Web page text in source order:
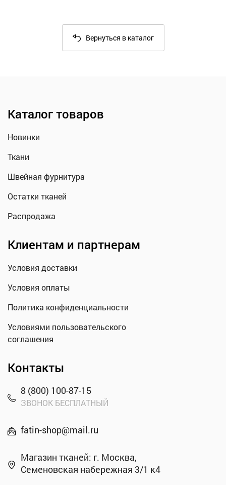
Вернуться в каталог
Каталог товаров
Новинки
Ткани
Швейная фурнитура
Остатки тканей
Распродажа
Клиентам и партнерам
Условия доставки
Условия оплаты
Политика конфиденциальности
Условиями пользовательского
соглашения
Контакты
8 (800) 100-87-15
ЗВОНОК БЕСПЛАТНЫЙ
fatin-shop@mail.ru
Магазин тканей: г. Москва,
Семеновская набережная 3/1 к4